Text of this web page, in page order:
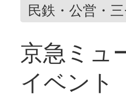
民鉄・公営・
京急ミュ
イベン